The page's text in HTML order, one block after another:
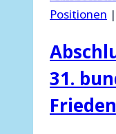
Positionen |
31.